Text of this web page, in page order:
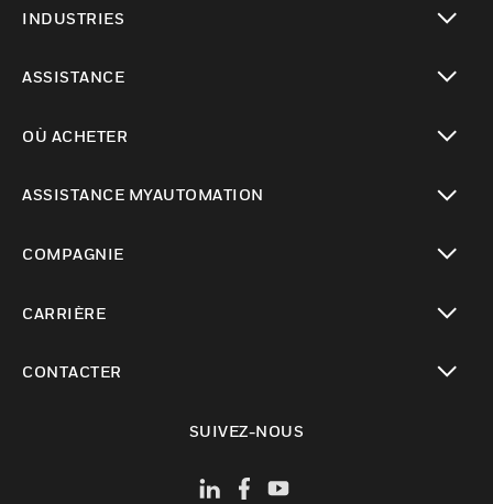
INDUSTRIES
ASSISTANCE
OÙ ACHETER
ASSISTANCE MYAUTOMATION
COMPAGNIE
CARRIÈRE
CONTACTER
SUIVEZ-NOUS